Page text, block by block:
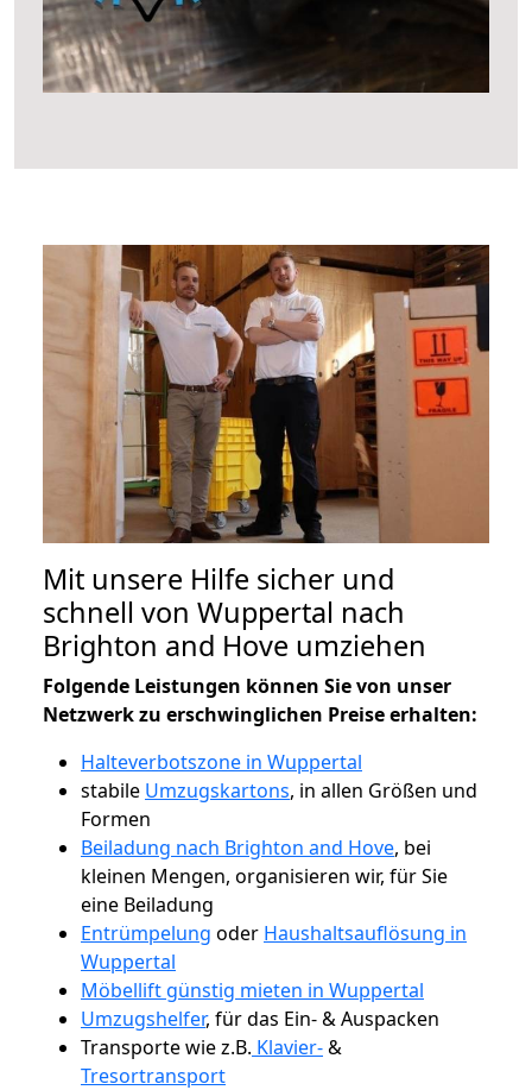
Mit unsere Hilfe sicher und
schnell von Wuppertal nach
Brighton and Hove umziehen
Folgende Leistungen können Sie von unser
Netzwerk zu erschwinglichen Preise erhalten:
Halteverbotszone in Wuppertal
stabile Umzugskartons, in allen Größen und
Formen
Beiladung nach Brighton and Hove, bei
kleinen Mengen, organisieren wir, für Sie
eine Beiladung
Entrümpelung oder Haushaltsauflösung in
Wuppertal
Möbellift günstig mieten in Wuppertal
Umzugshelfer, für das Ein- & Auspacken
Transporte wie z.B. Klavier-&
Tresortransport